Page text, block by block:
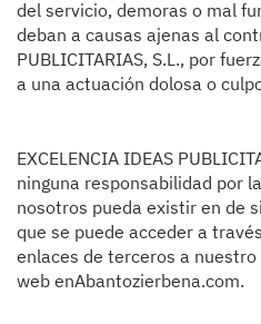
del servicio, demoras o mal
deban a causas ajenas al
PUBLICITARIAS, S.L., por
a una actuación dolosa o
EXCELENCIA IDEAS
ninguna responsabilidad por
nosotros pueda existir en de
que se puede acceder a
enlaces de terceros a
web enAbantozierbena.com.